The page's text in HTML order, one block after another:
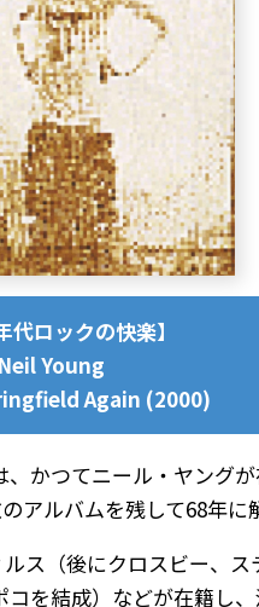
代ロックの快楽】
Neil Young
Again (2000)
かつてニール・ヤングが
アルバムを残して68年に
ス（後にクロスビー、
を結成）などが在籍し